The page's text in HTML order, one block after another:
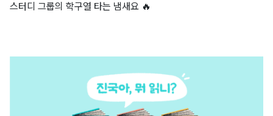
스터디 그룹의 학구열 타는 냄새요 🔥